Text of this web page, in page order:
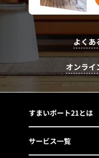
よくあ
オンライ
すまいポート21とは
サービス一覧